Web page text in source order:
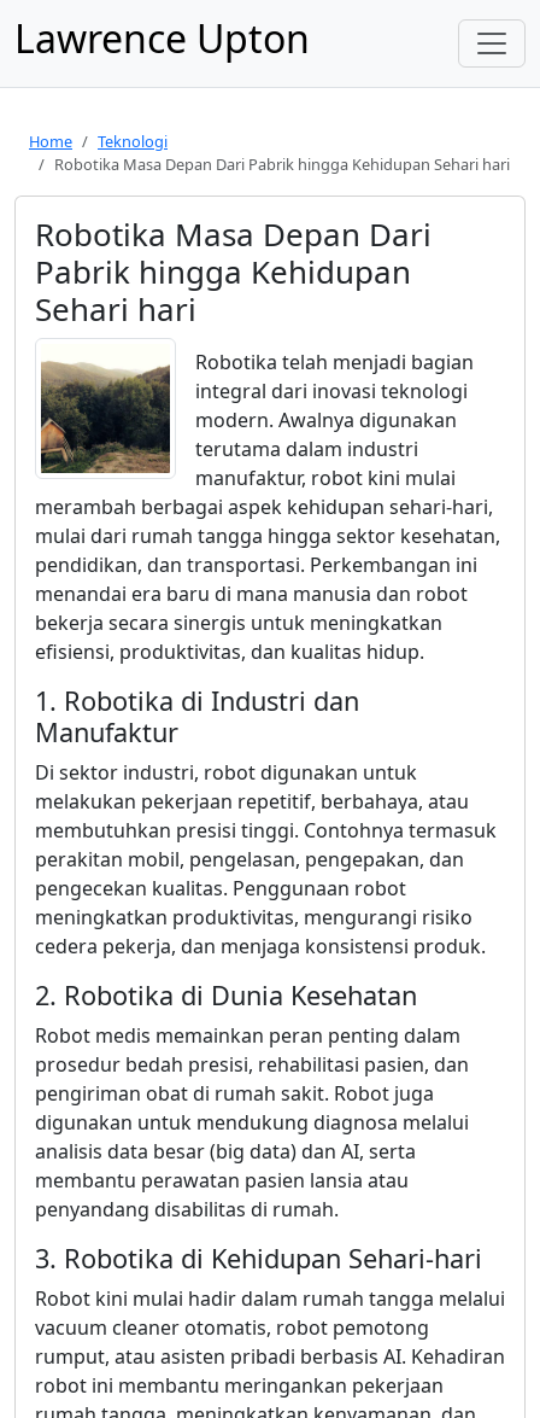
Lawrence Upton
Home
Teknologi
Robotika Masa Depan Dari Pabrik hingga Kehidupan Sehari hari
Robotika Masa Depan Dari
Pabrik hingga Kehidupan
Sehari hari
Robotika telah menjadi bagian
integral dari inovasi teknologi
modern. Awalnya digunakan
terutama dalam industri
manufaktur, robot kini mulai
merambah berbagai aspek kehidupan sehari-hari,
mulai dari rumah tangga hingga sektor kesehatan,
pendidikan, dan transportasi. Perkembangan ini
menandai era baru di mana manusia dan robot
bekerja secara sinergis untuk meningkatkan
efisiensi, produktivitas, dan kualitas hidup.
1. Robotika di Industri dan
Manufaktur
Di sektor industri, robot digunakan untuk
melakukan pekerjaan repetitif, berbahaya, atau
membutuhkan presisi tinggi. Contohnya termasuk
perakitan mobil, pengelasan, pengepakan, dan
pengecekan kualitas. Penggunaan robot
meningkatkan produktivitas, mengurangi risiko
cedera pekerja, dan menjaga konsistensi produk.
2. Robotika di Dunia Kesehatan
Robot medis memainkan peran penting dalam
prosedur bedah presisi, rehabilitasi pasien, dan
pengiriman obat di rumah sakit. Robot juga
digunakan untuk mendukung diagnosa melalui
analisis data besar (big data) dan AI, serta
membantu perawatan pasien lansia atau
penyandang disabilitas di rumah.
3. Robotika di Kehidupan Sehari-hari
Robot kini mulai hadir dalam rumah tangga melalui
vacuum cleaner otomatis, robot pemotong
rumput, atau asisten pribadi berbasis AI. Kehadiran
robot ini membantu meringankan pekerjaan